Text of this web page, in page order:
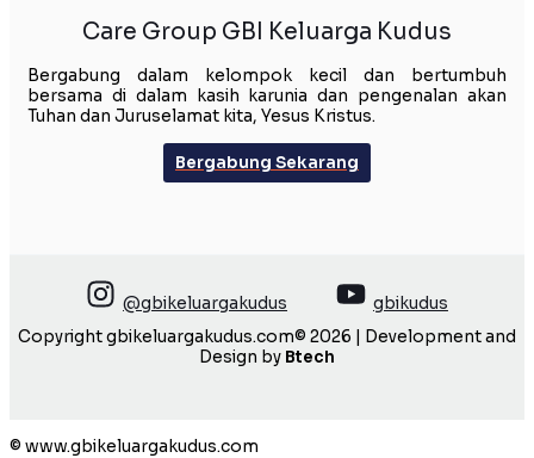
Care Group GBI Keluarga Kudus
Bergabung dalam kelompok kecil dan bertumbuh
bersama di dalam kasih karunia dan pengenalan akan
Tuhan dan Juruselamat kita, Yesus Kristus.
Bergabung Sekarang
@gbikeluargakudus
gbikudus
Copyright gbikeluargakudus.com© 2026 | Development and
Design by Btech
© www.gbikeluargakudus.com